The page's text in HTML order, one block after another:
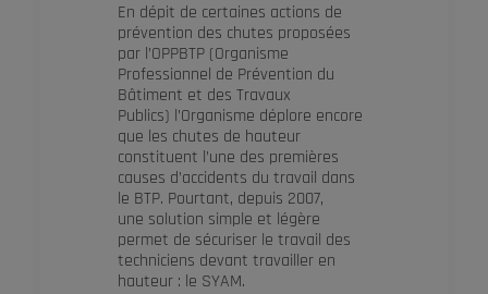
En dépit de certaines actions de
prévention des chutes proposées
par l’OPPBTP (Organisme
Professionnel de Prévention du
Bâtiment et des Travaux
Publics) l’Organisme déplore encore
que les chutes de hauteur
constituent l’une des premières
causes d’accidents du travail dans
le BTP. Pourtant, depuis 2007,
une solution simple et légère
permet de sécuriser le travail des
techniciens devant travailler en
hauteur : le SYAM.